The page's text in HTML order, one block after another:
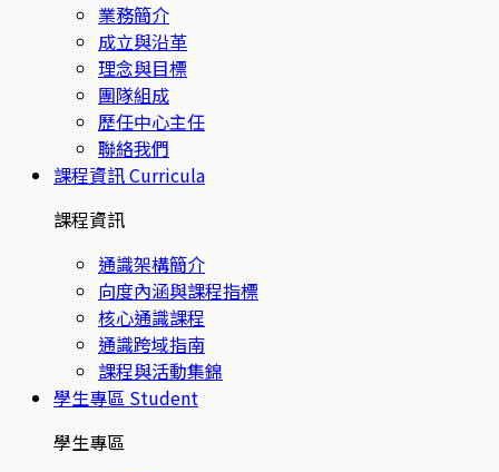
業務簡介
成立與沿革
理念與目標
團隊組成
歷任中心主任
聯絡我們
課程資訊Curricula
課程資訊
通識架構簡介
向度內涵與課程指標
核心通識課程
通識跨域指南
課程與活動集錦
學生專區 Student
學生專區